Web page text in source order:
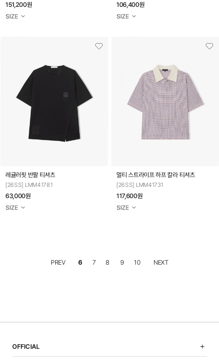
151,200원 106,400원
레귤러핏 반팔 티셔츠
[26SS] LMM41781
63,000원
멀티 스트라이프 하프 칼라 티셔츠
[26SS] LMM41731
117,600원
PREV 6 7 8 9 10 NEXT
OFFICIAL